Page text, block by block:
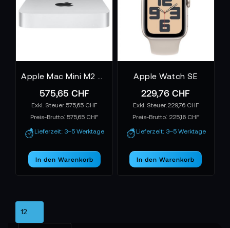
575,65 CHF
575,65 CHF
Preis-Brutto: 575,65 CHF
Lieferzeit: 3–5 Werktage
In den Warenkorb
Apple Watch SE
229,76 CHF
229,76 CHF
Preis-Brutto: 225,16 CHF
Lieferzeit: 3–5 Werktage
In den Warenkorb